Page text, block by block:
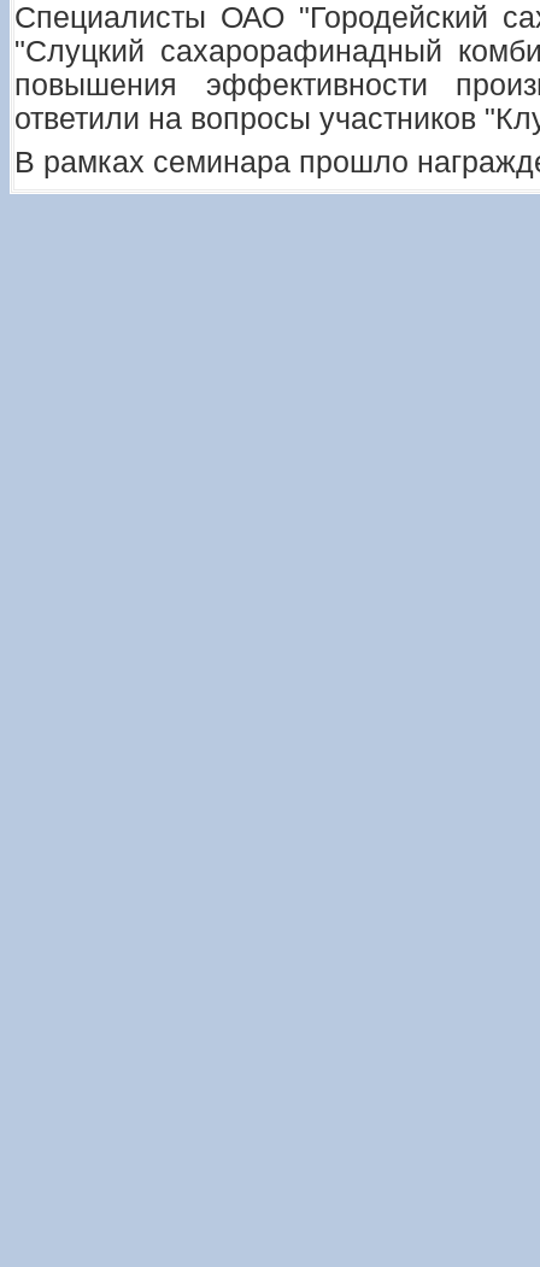
Специалисты ОАО "Городейский
"Слуцкий сахарорафинадный
повышения эффективности
ответили на вопросы участников
В рамках семинара прошло